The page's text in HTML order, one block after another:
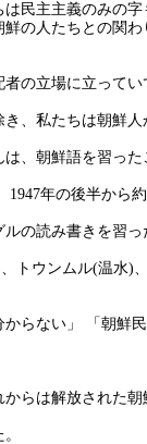
民主主義のみの
鮮の人たちとの関
の立場に立って
、私たちは朝鮮
、朝鮮語を習った
年の後半から
の読み書きを習っ
トウンムル(温水)
らない」 「朝鮮
らは解放された